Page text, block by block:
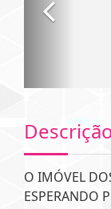
O IMÓVEL
ESPERANDO